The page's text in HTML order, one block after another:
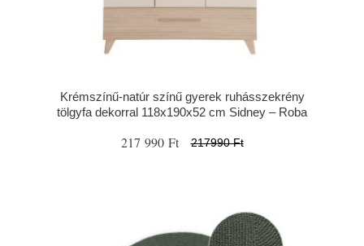
Krémszínű-natúr színű gyerek ruhásszekrény
tölgyfa dekorral 118x190x52 cm Sidney – Roba
217 990 Ft 217990 Ft